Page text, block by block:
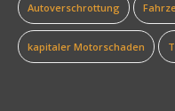
Autoverschrottung
kapitaler Motorschaden